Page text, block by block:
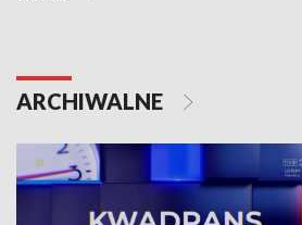
ARCHIWALNE